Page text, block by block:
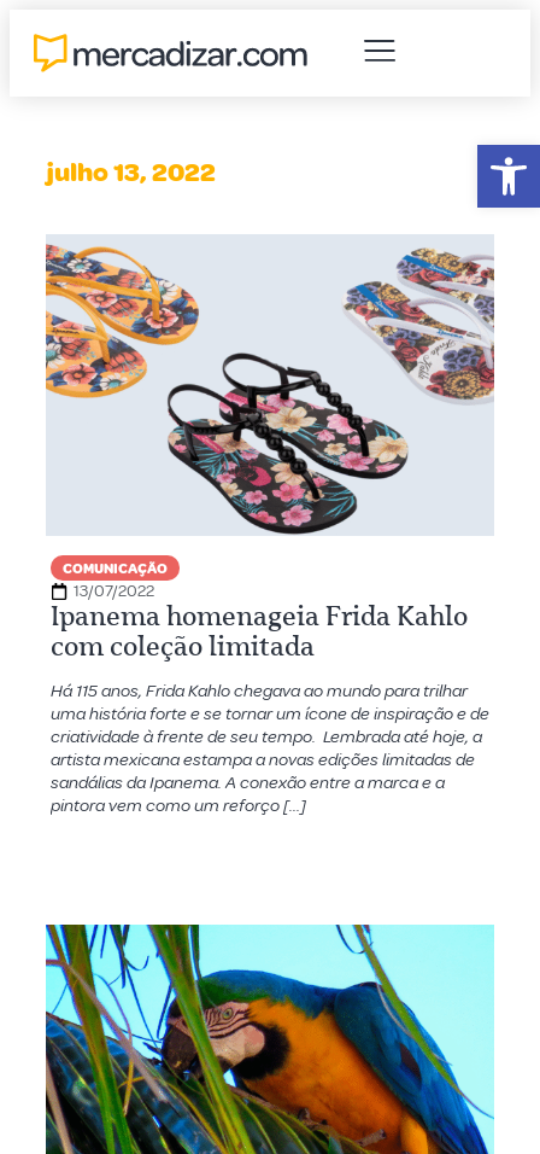
julho 13, 2022
COMUNICAÇÃO
13/07/2022
Ipanema homenageia Frida Kahlo
com coleção limitada
Há 115 anos, Frida Kahlo chegava ao mundo para trilhar
uma história forte e se tornar um ícone de inspiração e de
criatividade à frente de seu tempo. Lembrada até hoje, a
artista mexicana estampa a novas edições limitadas de
sandálias da Ipanema. A conexão entre a marca e a
pintora vem como um reforço […]